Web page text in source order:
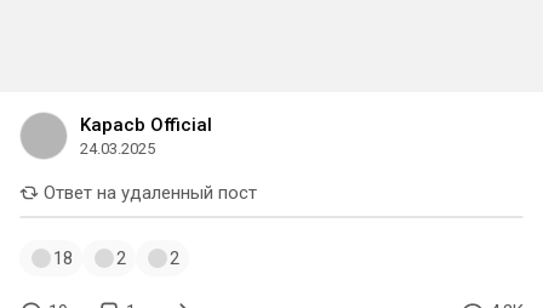
Kapacb Official
24.03.2025
Ответ на удаленный пост
18 2 2